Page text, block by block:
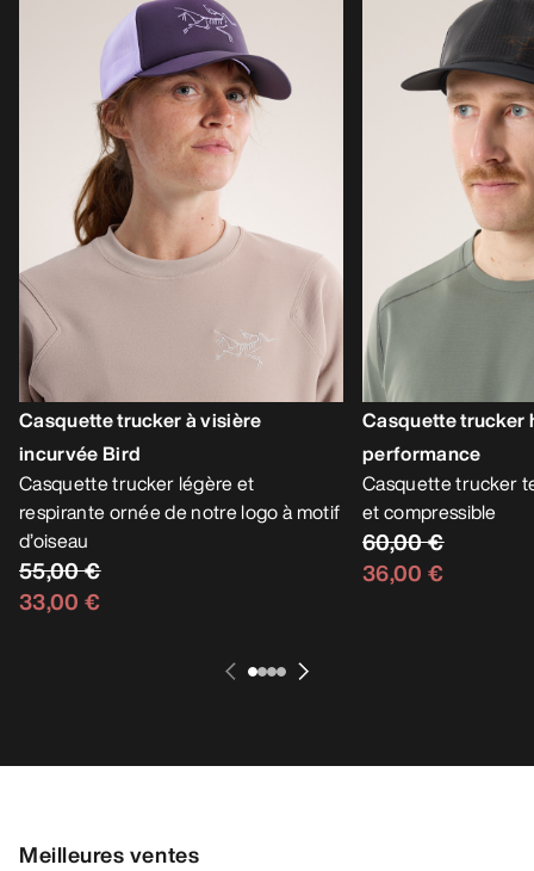
Casquette trucker à visière
incurvée Bird
Casquette trucker légère et
respirante ornée de notre logo à motif
d’oiseau
55,00 €
33,00 €
Casquette trucker
performance
Casquette trucker
et compressible
60,00 €
36,00 €
Meilleures ventes